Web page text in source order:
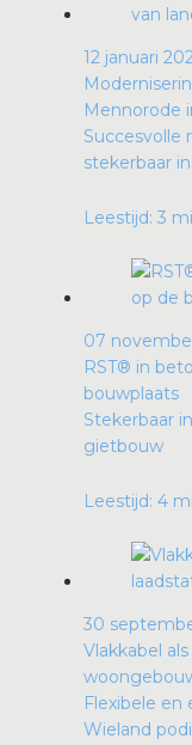
12 januari
Mennorode
Succesvolle
stekerbaar
Leestijd: 3
07
RST® in
bouwplaats
Stekerbaar
gietbouw
Leestijd: 4
30
Vlakkabel
Flexibele
Wieland